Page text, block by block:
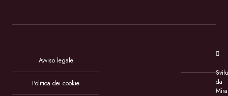
Avviso legale
Politica dei cookie
da